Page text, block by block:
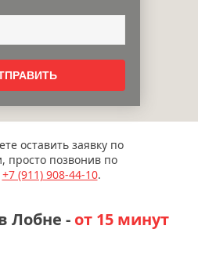
оставить заявку по
просто позвонив по
+7 (911)908-44-10.
Лобне - от 15 минут